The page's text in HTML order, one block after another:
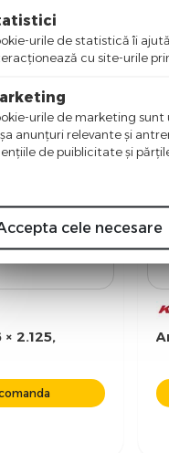
2.125,
urile de statistică îi
cu site-urile
urile de marketing
anunţuri relevante şi
de puiblicitate şi
cele necesare